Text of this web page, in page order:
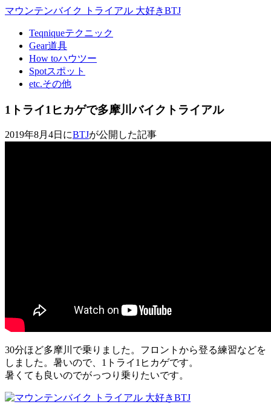
マウンテンバイク トライアル 大好きBTJ
Teqniqueテクニック
Gear道具
How toハウツー
Spotスポット
etc.その他
1トライ1ヒカゲで多摩川バイクトライアル
2019年8月4日にBTJが公開した記事
30分ほど多摩川で乗りました。フロントから登る練習などを
しました。暑いので、1トライ1ヒカゲです。
暑くても良いのでがっつり乗りたいです。